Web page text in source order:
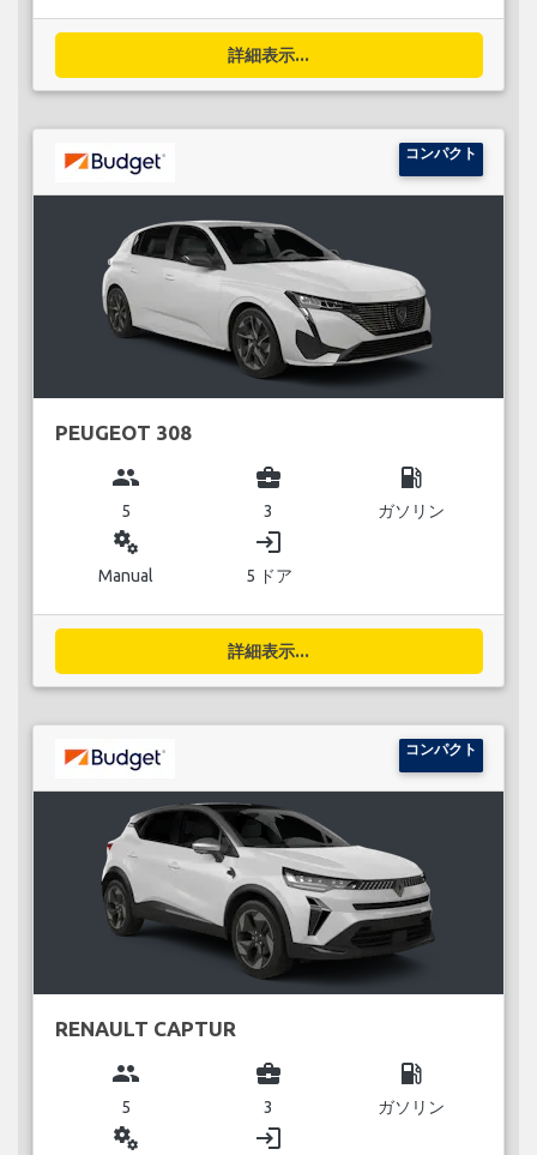
詳細表示...
コンパクト
PEUGEOT 308
group
5
business_center
3
local_gas_station
ガソリン
miscellaneous_services
Manual
login
5 ドア
詳細表示...
コンパクト
RENAULT CAPTUR
group
5
business_center
3
local_gas_station
ガソリン
miscellaneous_services login